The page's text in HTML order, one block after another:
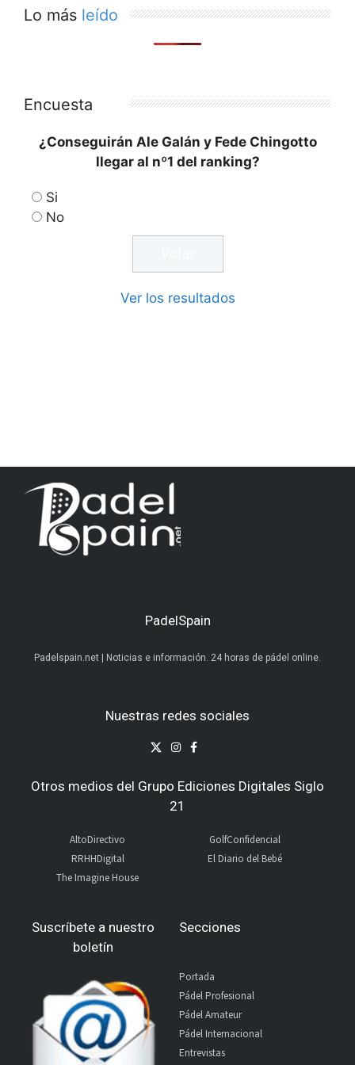
Lo más leído
Encuesta
¿Conseguirán Ale Galán y Fede Chingotto
llegar al nº1 del ranking?
Si
No
Ver los resultados
PadelSpain
Padelspain.net | Noticias e información. 24 horas de pádel online.
Nuestras redes sociales
Otros medios del Grupo Ediciones Digitales Siglo
21
AltoDirectivo
RRHHDigital
The Imagine House
GolfConfidencial
El Diario del Bebé
Suscríbete a nuestro
boletín
Secciones
Portada
Pádel Profesional
Pádel Amateur
Pádel Internacional
Entrevistas